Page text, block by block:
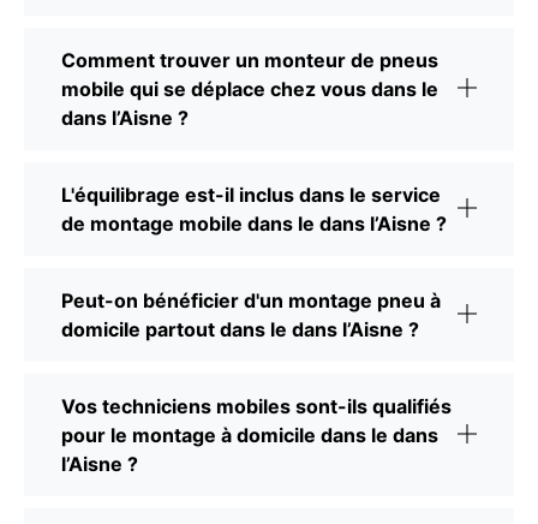
Comment trouver un monteur de pneus
mobile qui se déplace chez vous dans le
dans l’Aisne ?
L'équilibrage est-il inclus dans le service
de montage mobile dans le dans l’Aisne ?
Peut-on bénéficier d'un montage pneu à
domicile partout dans le dans l’Aisne ?
Vos techniciens mobiles sont-ils qualifiés
pour le montage à domicile dans le dans
l’Aisne ?